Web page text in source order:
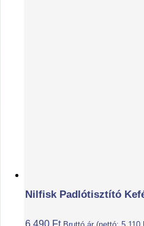
Nilfisk Padlótisztító